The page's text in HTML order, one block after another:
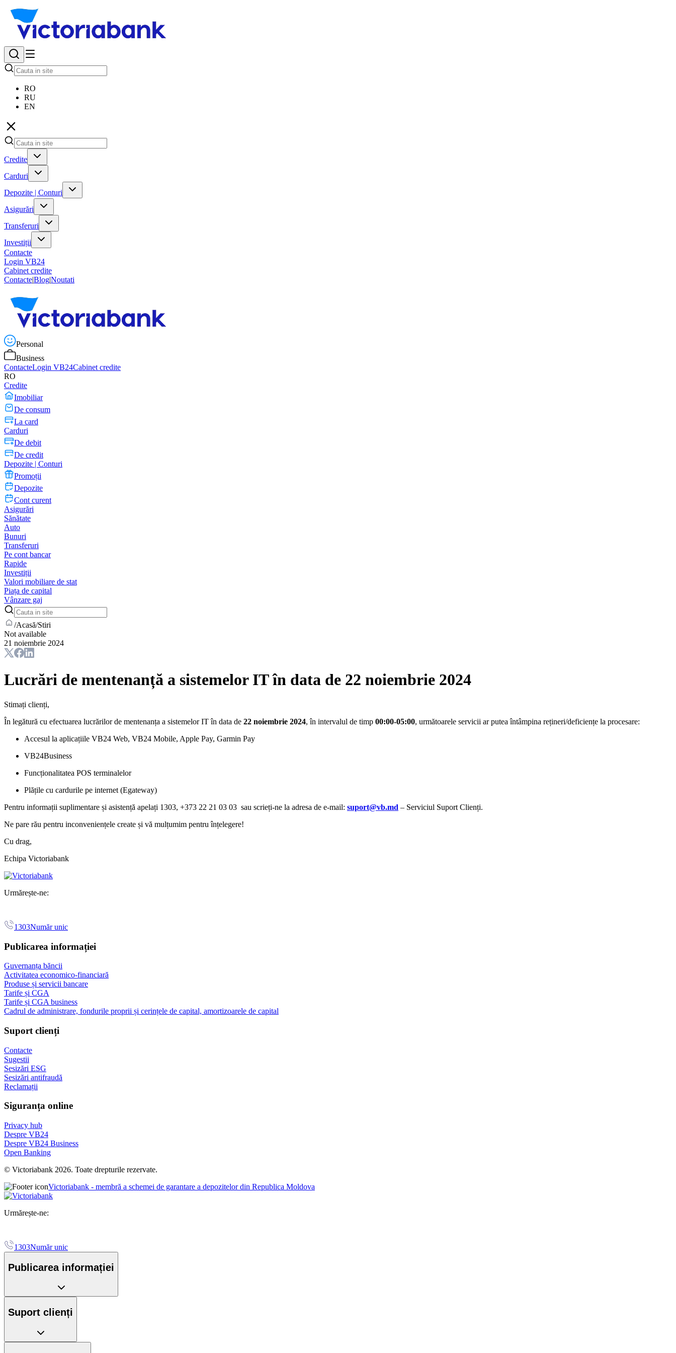
RO
RU
EN
Credite
Carduri
Depozite | Conturi
Asigurări
Transferuri
Investiții
Contacte
Login VB24
Cabinet credite
Contacte|Blog|Noutati
Personal
Business
ContacteLogin VB24Cabinet credite
RO
Credite
Imobiliar
De consum
La card
Carduri
De debit
De credit
Depozite | Conturi
Promoții
Depozite
Cont curent
Asigurări
Sănătate
Auto
Bunuri
Transferuri
Pe cont bancar
Rapide
Investiții
Valori mobiliare de stat
Piața de capital
Vânzare gaj
/Acasă/Stiri
Not available
21 noiembrie 2024
Lucrări de mentenanță a sistemelor IT în data de 22 noiembrie 2024
Stimați clienți,
În legătură cu efectuarea lucrărilor de mentenanța a sistemelor IT în data de 22 noiembrie 2024, în intervalul de timp 00:00-05:00, următoarele servicii ar putea întâmpina rețineri/deficiențe la procesare:
Accesul la aplicațiile VB24 Web, VB24 Mobile, Apple Pay, Garmin Pay
VB24Business
Funcționalitatea POS terminalelor
Plățile cu cardurile pe internet (Egateway)
Pentru informații suplimentare și asistență apelați 1303, +373 22 21 03 03 sau scrieți-ne la adresa de e-mail: suport@vb.md – Serviciul Suport Clienți.
Ne pare rău pentru inconveniențele create și vă mulțumim pentru înțelegere!
Cu drag,
Echipa Victoriabank
Urmărește-ne:
1303Număr unic
Publicarea informației
Guvernanța băncii
Activitatea economico-financiară
Produse și servicii bancare
Tarife și CGA
Tarife și CGA business
Cadrul de administrare, fondurile proprii și cerințele de capital, amortizoarele de capital
Suport clienți
Contacte
Sugestii
Sesizări ESG
Sesizări antifraudă
Reclamații
Siguranța online
Privacy hub
Despre VB24
Despre VB24 Business
Open Banking
© Victoriabank 2026. Toate drepturile rezervate.
Victoriabank - membră a schemei de garantare a depozitelor din Republica Moldova
Urmărește-ne:
1303Număr unic
Publicarea informației
Suport clienți